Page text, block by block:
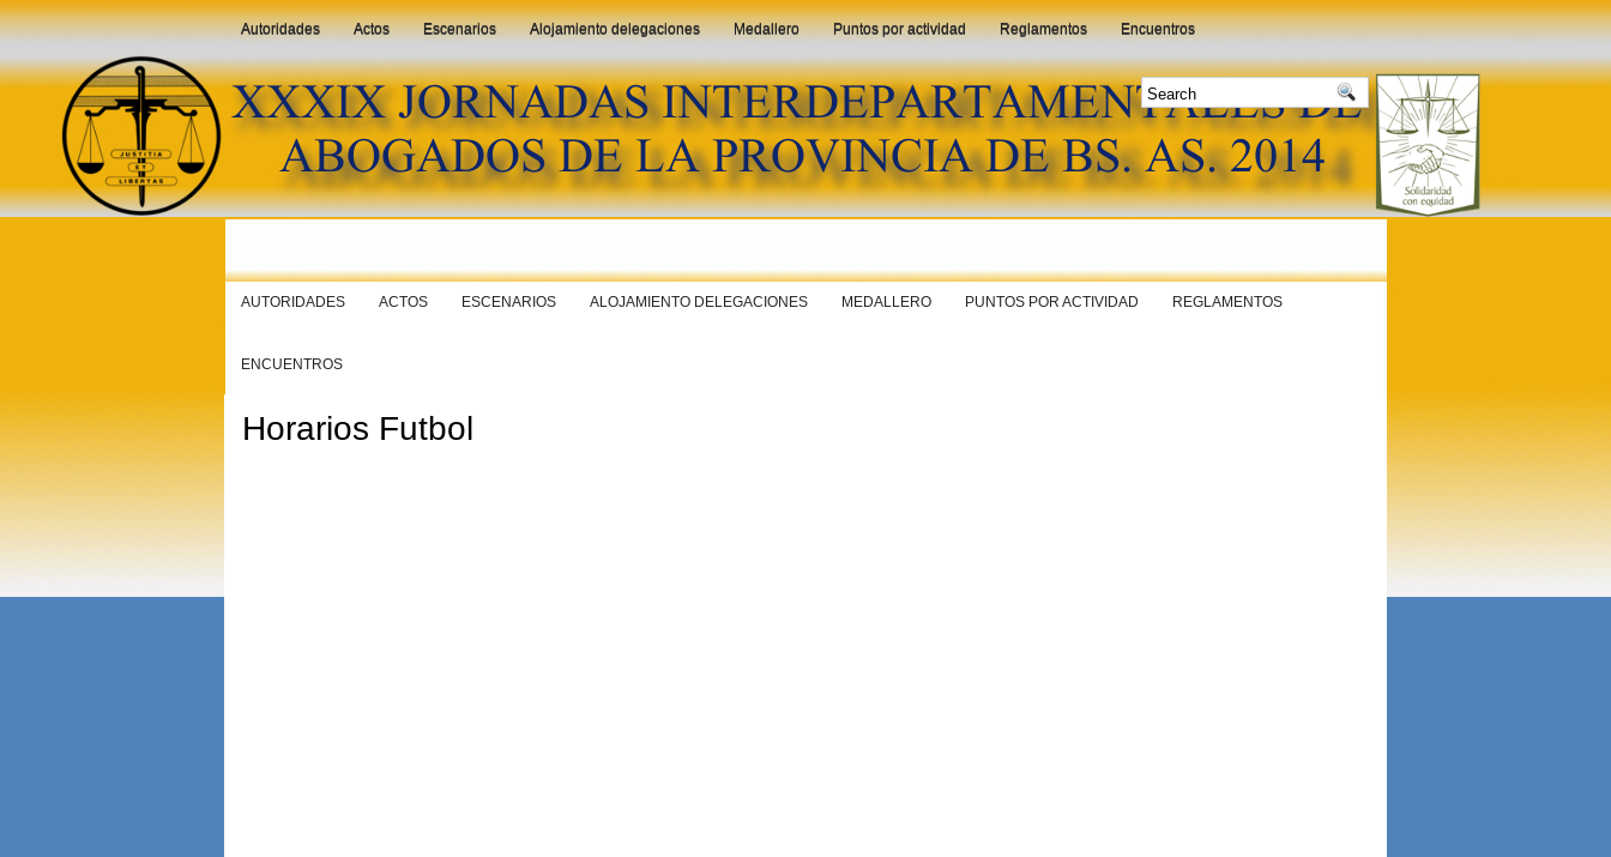
Autoridades Actos Escenarios Alojamiento delegaciones Medallero Puntos por actividad Reglamentos Encuentros
AUTORIDADES ACTOS ESCENARIOS ALOJAMIENTO DELEGACIONES MEDALLERO PUNTOS POR ACTIVIDAD REGLAMENTOS
ENCUENTROS
Horarios Futbol